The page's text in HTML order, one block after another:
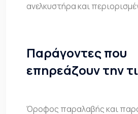
ανελκυστήρα και
Παράγοντες που
επηρεάζουν την
Όροφος παραλαβής και